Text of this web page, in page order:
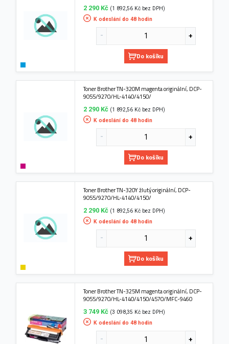
2 290 Kč (1 892,56 Kč bez DPH)
K odeslání do 48 hodin
Do košíku
Toner Brother TN-320M magenta originální, DCP-
9055/9270/HL-4140/4150/
2 290 Kč (1 892,56 Kč bez DPH)
K odeslání do 48 hodin
Do košíku
Toner Brother TN-320Y žlutý originální, DCP-
9055/9270/HL-4140/4150/
2 290 Kč (1 892,56 Kč bez DPH)
K odeslání do 48 hodin
Do košíku
Toner Brother TN-325M magenta originální, DCP-
9055/9270/HL-4140/4150/4570/MFC-9460
3 749 Kč (3 098,35 Kč bez DPH)
K odeslání do 48 hodin